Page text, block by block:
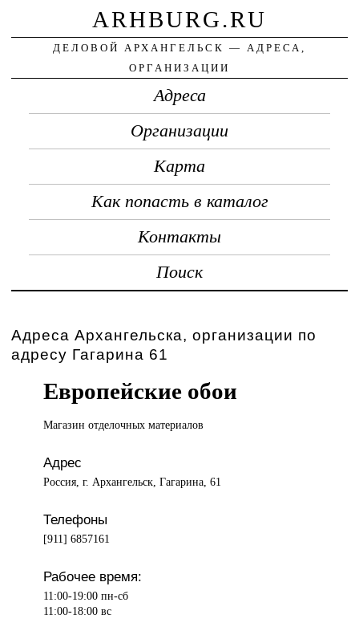
ARHBURG.RU
ДЕЛОВОЙ АРХАНГЕЛЬСК — АДРЕСА,
ОРГАНИЗАЦИИ
Адреса
Организации
Карта
Как попасть в каталог
Контакты
Поиск
Адреса Архангельска, организации по
адресу Гагарина 61
Европейские обои
Магазин отделочныхматериалов
Адрес
Россия, г. Архангельск, Гагарина, 61
Телефоны
[911] 6857161
Рабочее время:
11:00-19:00 пн-сб
11:00-18:00 вс